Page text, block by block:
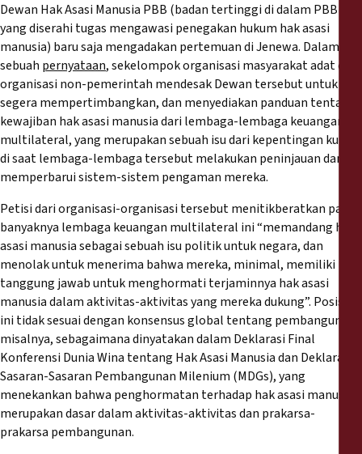
Legal Submissions
Declarations
Annual Reports
Dewan Hak Asasi Manusia PBB (badan tertinggi di dalam PBB
yang diserahi tugas mengawasi penegakan hukum hak asasi
manusia) baru saja mengadakan pertemuan di Jenewa. Dalam
sebuah pernyataan, sekelompok organisasi masyarakat adat dan
organisasi non-pemerintah mendesak Dewan tersebut untuk
segera mempertimbangkan, dan menyediakan panduan tentang
kewajiban hak asasi manusia dari lembaga-lembaga keuangan
multilateral, yang merupakan sebuah isu dari kepentingan kunci
di saat lembaga-lembaga tersebut melakukan peninjauan dan
memperbarui sistem-sistem pengaman mereka.
Petisi dari organisasi-organisasi tersebut menitikberatkan pada
banyaknya lembaga keuangan multilateral ini “memandang hak
asasi manusia sebagai sebuah isu politik untuk negara, dan
menolak untuk menerima bahwa mereka, minimal, memiliki
tanggung jawab untuk menghormati terjaminnya hak asasi
manusia dalam aktivitas-aktivitas yang mereka dukung”. Posisi
ini tidak sesuai dengan konsensus global tentang pembangunan,
misalnya, sebagaimana dinyatakan dalam Deklarasi Final
Konferensi Dunia Wina tentang Hak Asasi Manusia dan Deklarasi
Sasaran-Sasaran Pembangunan Milenium (MDGs), yang
menekankan bahwa penghormatan terhadap hak asasi manusia
merupakan dasar dalam aktivitas-aktivitas dan prakarsa-
prakarsa pembangunan.